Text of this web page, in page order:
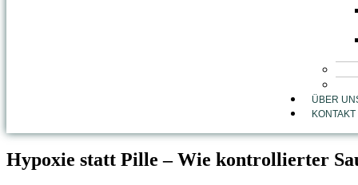
ÜBER
KONTAKT
Hypoxie statt Pille – Wie kontrollierter